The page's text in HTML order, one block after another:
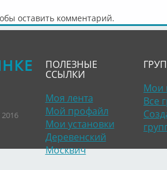
оставить комментарий.
ПОЛЕЗНЫЕ
ССЫЛКИ
Моя лента
Мой профайл
Мои установки
Деревенский
Москвич
Мои
Все